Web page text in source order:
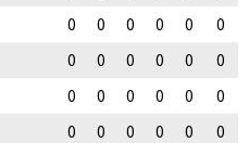
0 0 0 0 0
0
0 0 0 0 0
0
0 0 0 0 0
0
0 0 0 0 0
0